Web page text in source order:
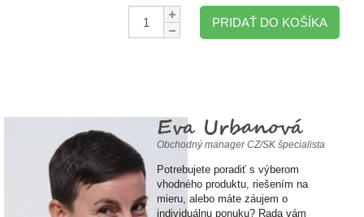
Množstvo:
PRIDAŤ DO KOŠÍKA
Eva Urbanová
Obchodný manager CZ/SK špecialista
Potrebujete poradiť s výberom
vhodného produktu, riešením na
mieru, alebo máte záujem o
individuálnu ponuku? Rada vám